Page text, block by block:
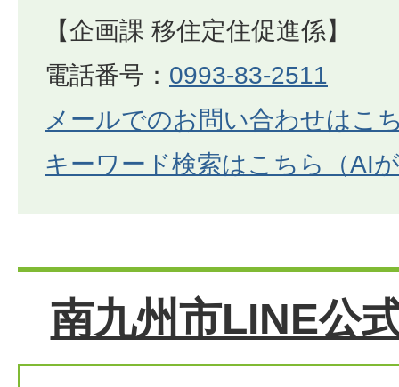
【企画課 移住定住促進係】
電話番号： 0993-83-2511
メールでのお問い合わせはこ
キーワード検索はこちら（AI
南九州市LINE公